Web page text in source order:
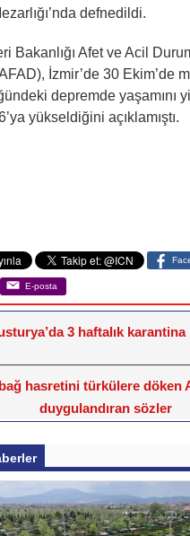
defnedildi.
Bakanlığı Afet ve Acil
İzmir’de 30 Ekim’de
depremde yaşamını
yükseldiğini açıklamıştı.
E-posta
3 haftalık
hasretini türkülere döken
duygulandıran sözler